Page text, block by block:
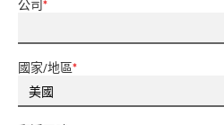
公司*
國家/地區*